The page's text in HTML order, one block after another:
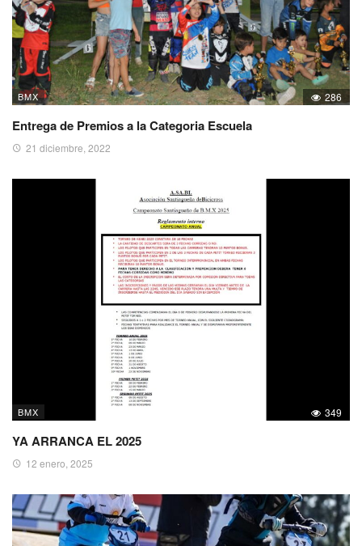
BMX 286
Entrega de Premios a la Categoria Escuela
21 diciembre, 2022
BMX 349
YA ARRANCA EL 2025
12 enero, 2025